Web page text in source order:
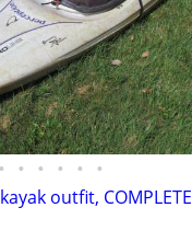
• • • • • •
outfit, COMPLETE